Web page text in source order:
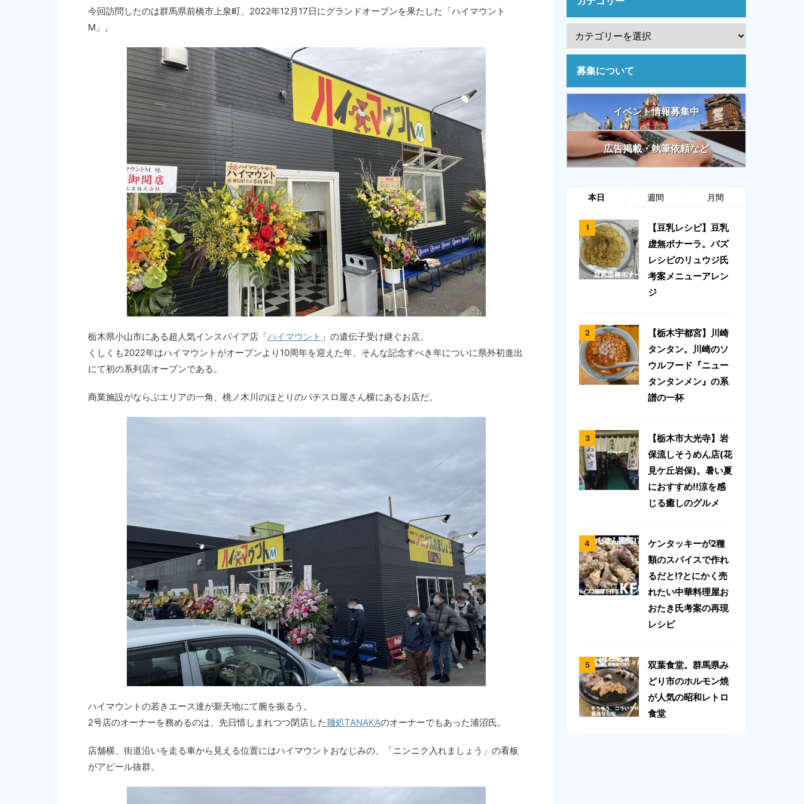
今回訪問したのは群馬県前橋市上泉町、2022年12月17日にグランドオーブンを果たした「ハイマウント
M」。
栃木県小山市にある超人気インスパイア店「ハイマウント 」の遺伝子受け継ぐお店。
くしくも2022年はハイマウントがオープンより10周年を迎えた年、そんな記念すべき年についに県外初進出
にて初の系列店オープンである。
商業施設がならぶエリアの一角、桃ノ木川のほとりのパチスロ屋さん横にあるお店だ。
ハイマウントの若きエース達が新天地にて腕を振るう。
2号店のオーナーを務めるのは、先日惜しまれつつ閉店した麺処TANAKAのオーナーでもあった浦沼氏。
店舗横、街道沿いを走る車から見える位置にはハイマウントおなじみの、「ニンニク入れましょう」の看板
がアピール抜群。
募集について
イベント情報募集中
広告掲載・執筆依頼など
本日 週間 月間
【豆乳レシピ】豆乳
虚無ボナーラ。バズ
レシピのリュウジ氏
考案メニューアレン
ジ
【栃木宇都宮】川崎
タンタン。川崎のソ
ウルフード『ニュー
タンタンメン』の系
譜の一杯
【栃木市大光寺】岩
保流しそうめん店(花
見ケ丘岩保)。暑い夏
におすすめ!!涼を感
じる癒しのグルメ
ケンタッキーが2種
類のスパイスで作れ
るだと!?とにかく売
れたい中華料理屋お
おたき氏考案の再現
レシピ
双葉食堂。群馬県み
どり市のホルモン焼
が人気の昭和レトロ
食堂